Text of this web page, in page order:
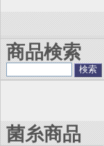
商品検索
菌糸商品